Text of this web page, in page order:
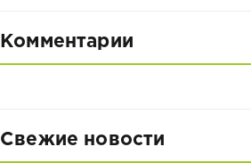
Комментарии
Свежие новости